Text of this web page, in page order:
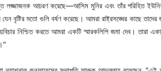
লজ্জাজনক আচরণ করেছে—আসিম মুনির এবং তাঁর পরিহিত
যেন বৃষ্টির মতো গুলি বর্ষণ করেছে। আমরা রাষ্ট্রসঙ্ঘের কাছে
নিশ্চিত করতে আমরা একটি স্মারকলিপি জমা দেব। তারা